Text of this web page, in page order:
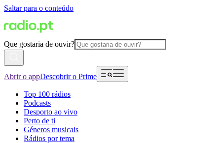
Saltar para o conteúdo
Que gostaria de ouvir?
Abrir o appDescobrir o Prime
Top 100 rádios
Podcasts
Desporto ao vivo
Perto de ti
Géneros musicais
Rádios por tema